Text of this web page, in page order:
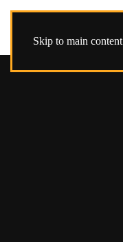
Skip to main content